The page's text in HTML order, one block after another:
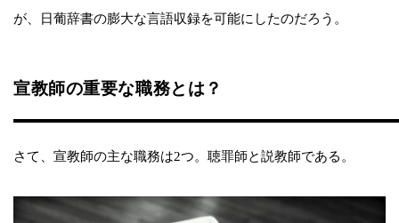
が、日葡辞書の膨大な言語収録を可能にしたのだろう。
宣教師の重要な職務とは？
さて、宣教師の主な職務は2つ。聴罪師と説教師である。